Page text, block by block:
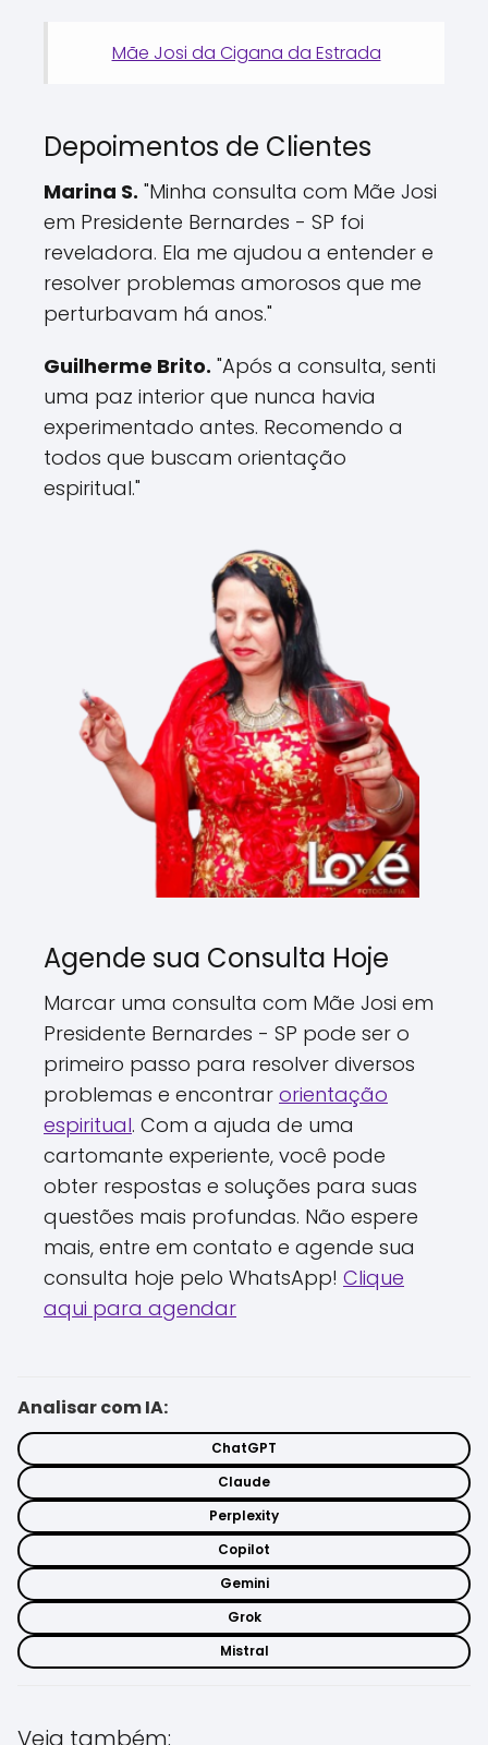
Mãe Josi da Cigana da Estrada
Depoimentos de Clientes
Marina S. "Minha consulta com Mãe Josi
em Presidente Bernardes - SP foi
reveladora. Ela me ajudou a entender e
resolver problemas amorosos que me
perturbavam há anos."
Guilherme Brito. "Após a consulta, senti
uma paz interior que nunca havia
experimentado antes. Recomendo a
todos que buscam orientação
espiritual."
Agende sua Consulta Hoje
Marcar uma consulta com Mãe Josi em
Presidente Bernardes - SP pode ser o
primeiro passo para resolver diversos
problemas e encontrar orientação
espiritual. Com a ajuda de uma
cartomante experiente, você pode
obter respostas e soluções para suas
questões mais profundas. Não espere
mais, entre em contato e agende sua
consulta hoje pelo WhatsApp! Clique
aqui para agendar
Analisar com IA:
ChatGPT
Claude
Perplexity
Copilot
Gemini
Grok
Mistral
Veja também: